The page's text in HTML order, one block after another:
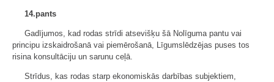
14.pants
Gadījumos, kad rodas strīdi atsevišķu šā Nolīguma pantu vai
principu izskaidrošanā vai piemērošanā, Līgumslēdzējas puses tos
risina konsultāciju un sarunu ceļā.
Strīdus, kas rodas starp ekonomiskās darbības subjektiem,